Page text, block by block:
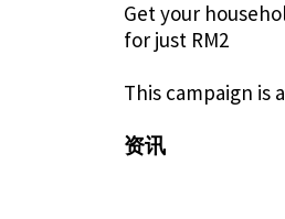
Get your
for just RM2
This campaign is
资讯